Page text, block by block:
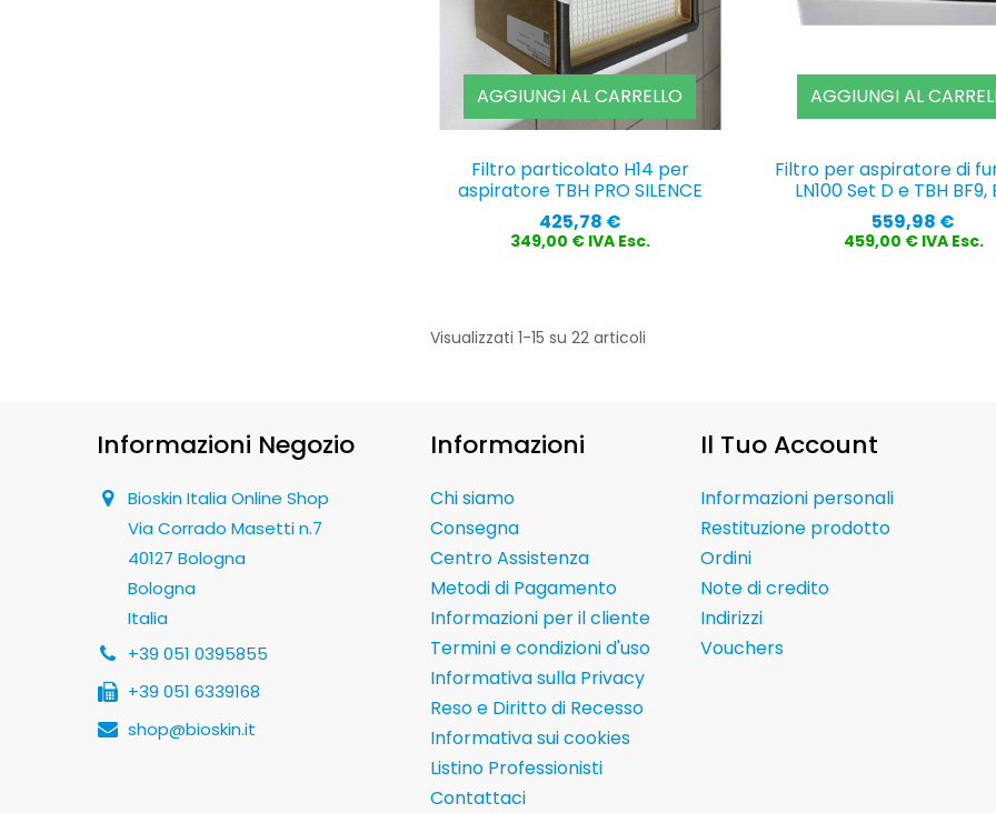
AGGIUNGI AL CARRELLO
Filtro particolato H14 per
aspiratore TBH PRO SILENCE
Prezzo
425,78 €
349,00 € IVA Esc.
AGGIUNGI AL
Filtro per aspiratore di
LN100 Set D e TBH BF9,
Prezzo
559,98 €
459,00 € IVA Esc.
Visualizzati 1-15 su 22 articoli
Informazioni Negozio
Bioskin Italia Online Shop
Via Corrado Masetti n.7
40127 Bologna
Bologna
Italia
+39 051 0395855
+39 051 6339168
shop@bioskin.it
Informazioni
Chi siamo
Consegna
Centro Assistenza
Metodi di Pagamento
Informazioni per il cliente
Termini e condizioni d'uso
Informativa sulla Privacy
Reso e Diritto di Recesso
Informativa sui cookies
Listino Professionisti
Contattaci
Il Tuo Account
Informazioni personali
Restituzione prodotto
Ordini
Note di credito
Indirizzi
Vouchers